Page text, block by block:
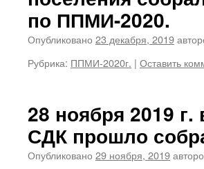
по ППМИ-2020.
Опубликовано 23 декабря, 2019
Рубрика: ППМИ-2020г. | Оставить
28 ноября 2019
СДК прошло
Опубликовано 29 ноября, 2019